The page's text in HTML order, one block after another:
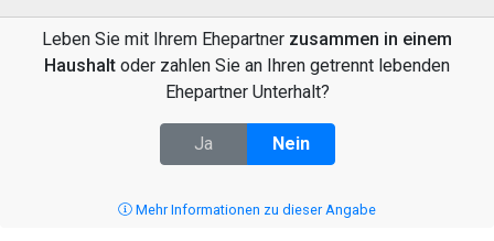
Leben Sie mit Ihrem Ehepartner zusammen in einem
Haushalt oder zahlen Sie an Ihren getrennt lebenden
Ehepartner Unterhalt?
Ja Nein
Mehr Informationen zu dieser Angabe